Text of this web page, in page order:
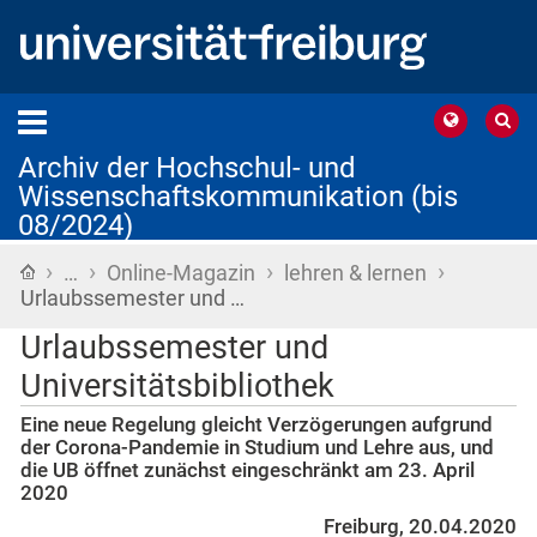
Archiv der Hochschul- und
Wissenschaftskommunikation (bis
08/2024)
Startseite
› … › Online-Magazin › lehren & lernen ›
Urlaubssemester und …
Urlaubssemester und
Universitätsbibliothek
Eine neue Regelung gleicht Verzögerungen aufgrund
der Corona-Pandemie in Studium und Lehre aus, und
die UB öffnet zunächst eingeschränkt am 23. April
2020
Freiburg, 20.04.2020